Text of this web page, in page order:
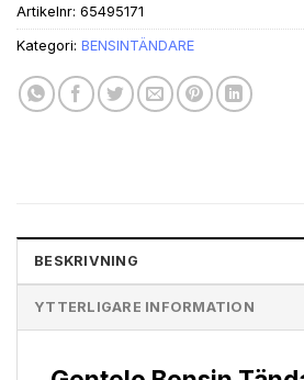
Artikelnr: 65495171
Kategori: BENSINTÄNDARE
BESKRIVNING
YTTERLIGARE INFORMATION